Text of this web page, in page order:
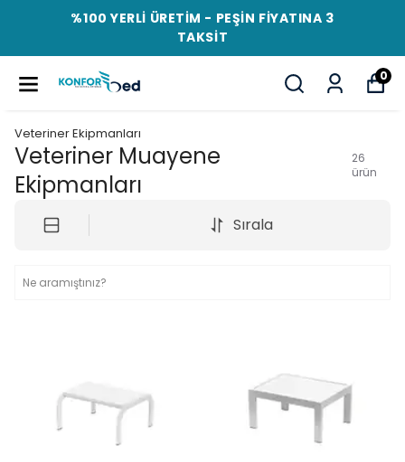
%100 YERLİ ÜRETİM - PEŞİN FİYATINA 3
TAKSİT
0
Veteriner Ekipmanları
Veteriner Muayene
Ekipmanları
26
ürün
Sırala